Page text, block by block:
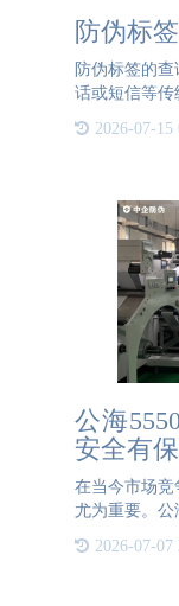
防伪标
防伪标签的
话或短信等传
防伪标签的查
智能手机的
2026-07-15
公海
安全有
在当今市场
尤为重要。公
伪解决方案
2026-07-07